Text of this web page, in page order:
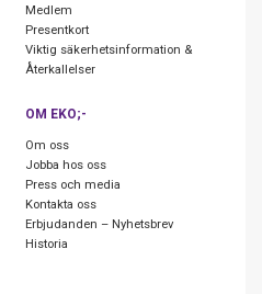
Medlem
Presentkort
Viktig säkerhetsinformation &
Återkallelser
OM EKO;-
Om oss
Jobba hos oss
Press och media
Kontakta oss
Erbjudanden – Nyhetsbrev
Historia